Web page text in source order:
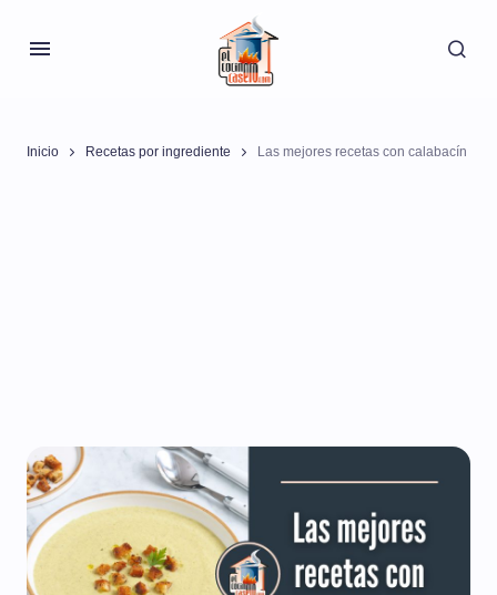
Inicio Recetas por ingrediente Las mejores recetas con calabacín
Las mejores recetas con
calabacín
El calabacín es una de las verduras más